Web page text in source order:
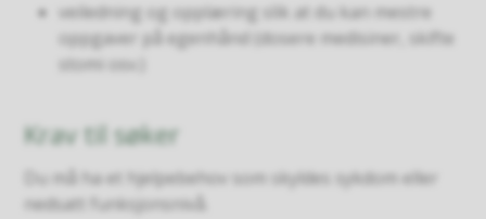
veiledning og opplæring slik at du kan mestre
oppgaver på egenhånd (dosere medisiner, skifte
stomi osv.)
Krav til søker
Du må ha et hjelpebehov som skyldes sykdom eller
nedsatt funksjonsnivå.